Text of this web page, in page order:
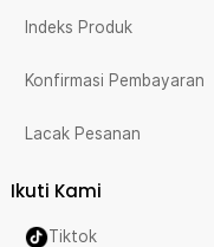
Indeks Produk
Konfirmasi Pembayaran
Lacak Pesanan
Ikuti Kami
Tiktok